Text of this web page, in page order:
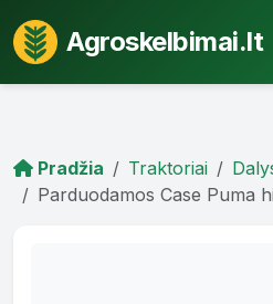
Agroskelbimai.lt
Pradžia Traktoriai
Parduodamos Case Puma